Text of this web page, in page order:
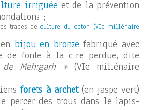
irriguée et de la prévention
;
traces de culture du coton (VIe millénaire
bijou en bronze fabriqué avec
de fonte à la cire perdue, dite
Mehrgarh » (VIe millénaire
forets à archet(en jaspe vert)
percer des trous dans le lapis-